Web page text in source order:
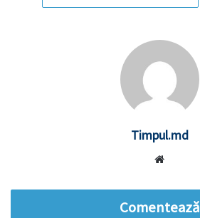
Timpul.md
Comentează